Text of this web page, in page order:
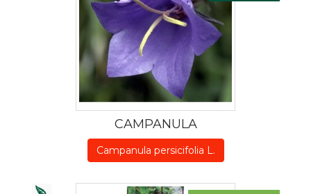
CAMPANULA
Campanula persicifolia L.